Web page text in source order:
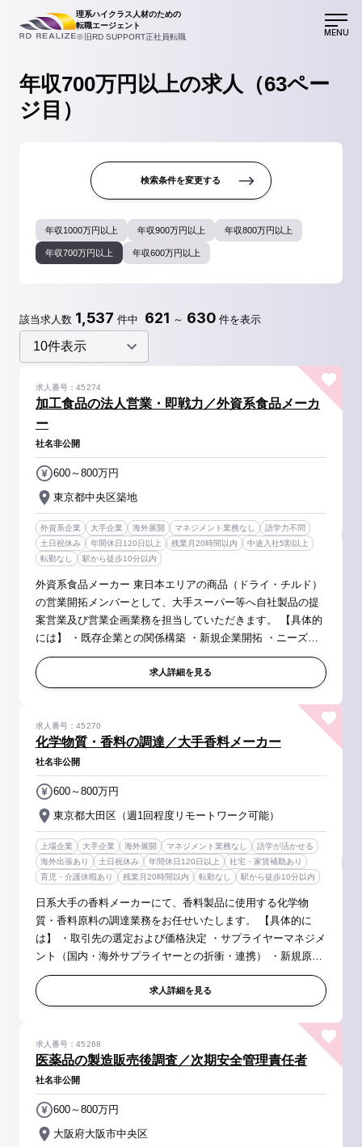
理系ハイクラス人材のための
転職エージェント
※旧RD SUPPORT正社員転職
MENU
年収700万円以上の求人（63ペー
ジ目）
検索条件を変更する
年収1000万円以上 年収900万円以上 年収800万円以上
年収700万円以上 年収600万円以上
該当求人数 1,537 件中 621 ～ 630 件を表示
加工食品の法人営業・即戦力／外資系食品メーカ
ー
求人番号：45274
社名非公開
東京都中央区築地
600～800万円
外資系企業 大手企業 海外展開 マネジメント業務なし
語学力不問
土日祝休み
年間休日120日以上 残業月20時間以内
中途入社5割以上
転勤なし
駅から徒歩10分以内
外資系食品メーカー 東日本エリアの商品（ドライ・チルド）
の営業開拓メンバーとして、大手スーパー等へ自社製品の提
案営業及び営業企画業務を担当していただきます。 【具体的
には】 ・既存企業との関係構築 ・新規企業開拓 ・ニーズヒ
アリング、商品提案、販促活動、営業企画立案 ・商品提案、
導入までの進捗管...
求人詳細を見る
化学物質・香料の調達／大手香料メーカー
求人番号：45270
社名非公開
東京都大田区（週1回程度リモートワーク可能）
600～800万円
上場企業 大手企業 海外展開 マネジメント業務なし
語学が活かせる
海外出張あり
土日祝休み 年間休日120日以上
社宅・家賃補助あり
育児・介護休暇あり
残業月20時間以内 転勤なし 駅から徒歩10分以内
日系大手の香料メーカーにて、香料製品に使用する化学物
質・香料原料の調達業務をお任せいたします。 【具体的に
は】 ・取引先の選定および価格決定 ・サプライヤーマネジメ
ント（国内・海外サプライヤーとの折衝・連携） ・新規原料
の探索 └市場動向や社内開発ニーズに基づき、新規香料原
料・化学物質の情報収集...求人詳細を見る
医薬品の製造販売後調査／次期安全管理責任者
求人番号：45268
社名非公開
大阪府大阪市中央区
600～800万円